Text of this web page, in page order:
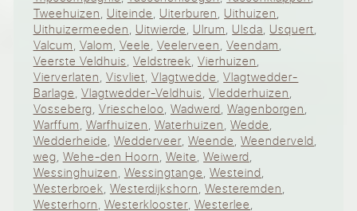
Tweehuizen, Uiteinde, Uiterburen, Uithuizen,
Uithuizermeeden, Uitwierde, Ulrum, Ulsda, Usquert,
Valcum, Valom, Veele,Veelerveen,Veendam,
Veerste Veldhuis, Veldstreek,Vierhuizen,
Vierverlaten, Visvliet,Vlagtwedde,Vlagtwedder-
Barlage, Vlagtwedder-Veldhuis,Vledderhuizen,
Vosseberg, Vriescheloo,Wadwerd,Wagenborgen,
Warffum, Warfhuizen, Waterhuizen,Wedde,
Wedderheide, Wedderveer,Weende,Weenderveld,
weg, Wehe-den Hoorn, Weite,Weiwerd,
Wessinghuizen, Wessingtange,Westeind,
Westerbroek, Westerdijkshorn,Westeremden,
Westerhorn, Westerklooster,Westerlee,